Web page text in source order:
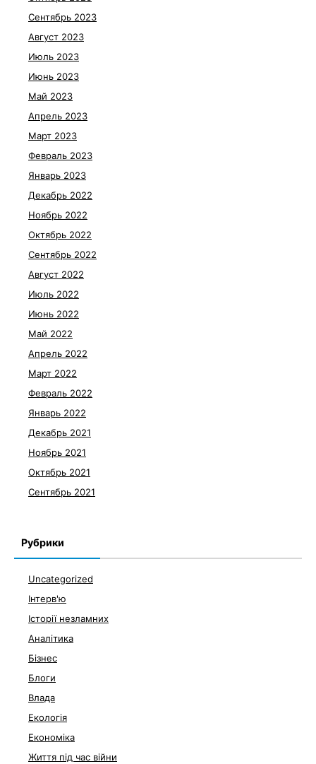
Сентябрь 2023
Август 2023
Июль 2023
Июнь 2023
Май 2023
Апрель 2023
Март 2023
Февраль 2023
Январь 2023
Декабрь 2022
Ноябрь 2022
Октябрь 2022
Сентябрь 2022
Август 2022
Июль 2022
Июнь 2022
Май 2022
Апрель 2022
Март 2022
Февраль 2022
Январь 2022
Декабрь 2021
Ноябрь 2021
Октябрь 2021
Сентябрь 2021
Рубрики
Uncategorized
Інтерв'ю
Історії незламних
Аналітика
Бізнес
Блоги
Влада
Екологія
Економіка
Життя під час війни